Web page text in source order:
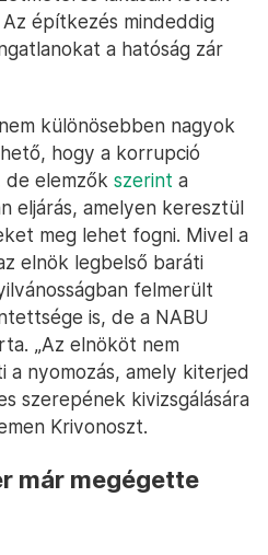
építkezés mindeddig
a hatóság zár
különösebben nagyok
hogy a korrupció
elemzők szerint a
eljárás, amelyen keresztül
meg lehet fogni. Mivel a
elnök legbelső baráti
felmerült
is, de a NABU
„Az elnököt nem
a nyomozás, amely kiterjed
szerepének kivizsgálására
Krivonoszt.
már megégette